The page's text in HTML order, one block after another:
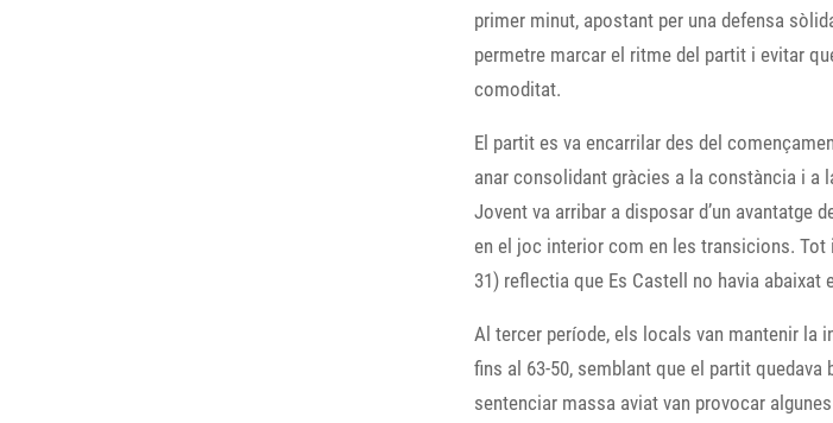
primer minut, apostant per una defensa
permetre marcar el ritme del partit i evitar
comoditat.
El partit es va encarrilar des del
anar consolidant gràcies a la constància i a
Jovent va arribar a disposar d’un avantatge
en el joc interior com en les transicions. Tot
31) reflectia que Es Castell no havia abaixat
Al tercer període, els locals van mantenir la
fins al 63-50, semblant que el partit
sentenciar massa aviat van provocar